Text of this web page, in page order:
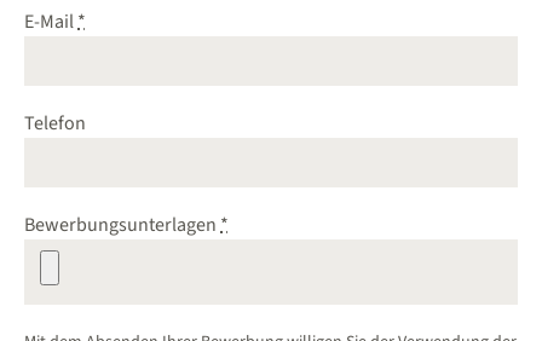
E-Mail*
Telefon
Bewerbungsunterlagen*